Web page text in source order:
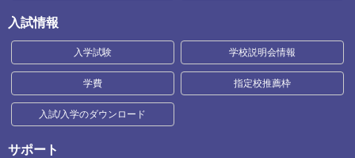
入試情報
入学試験 学校説明会情報
学費 指定校推薦枠
入試/入学のダウンロード
サポート